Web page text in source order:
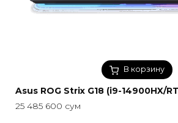
В корзину
Asus ROG Strix G18 (i9-14900HX/
25 485 600 сум